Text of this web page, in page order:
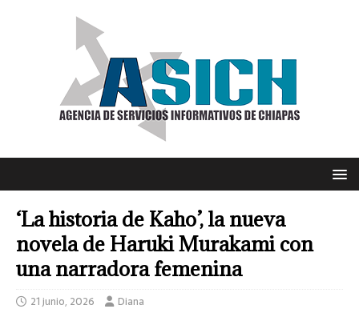
‘La historia de Kaho’, la nueva
novela de Haruki Murakami con
una narradora femenina
21 junio, 2026 Diana